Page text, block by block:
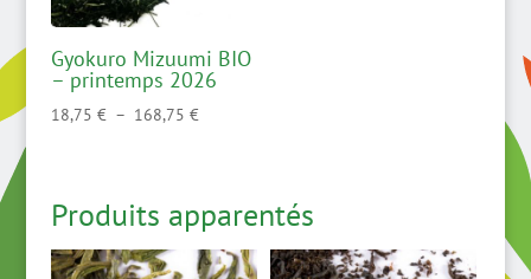
Gyokuro Mizuumi BIO
– printemps 2026
18,75 € – 168,75 €Plage
à
168,75 €
Produits apparentés